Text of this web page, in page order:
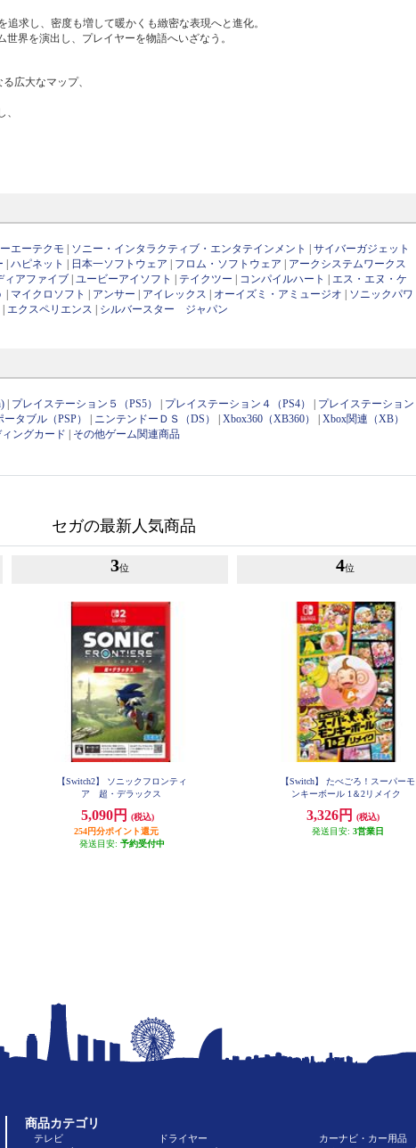
求し、密度も増して暖かくも緻密な表現へと進化。
界を演出し、プレイヤーを物語へいざなう。
広大なマップ、
エーテクモ ソニー・インタラクティブ・エンタテインメント |サイバーガジェット
|ハピネット 日本一ソフトウェア フロム・ソフトウェア
アークシステムワークス
ィアファイブ |ユービーアイソフト テイクツー コンパイルハート
エス・エヌ・ケ
マイクロソフト アンサー アイレックス オーイズミ・アミュージオ
ソニックパワ
エクスペリエンス シルバースター ジャパン
プレイステーション５（PS5） プレイステーション４（PS4）
プレイステーション
タブル（PSP） ニンテンドーＤＳ（DS） |Xbox360（XB360） |Xbox関連（XB）
ィングカード その他ゲーム関連商品
セガの最新人気商品
3位
【Switch2】 ソニックフロンティ
ア 超・デラックス
5,090円
(税込)
254円分ポイント還元
発送目安: 予約受付中
4位
【Switch】 たべごろ！スーパーモ
ンキーボール 1＆2リメイク
3,326円
(税込)
発送目安: 3営業日
商品カテゴリ
テレビ
ドライヤー
カーナビ・カー用品